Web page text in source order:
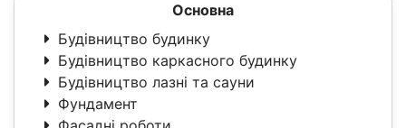
Основна
Будівництво будинку
Будівництво каркасного будинку
Будівництво лазні та сауни
Фундамент